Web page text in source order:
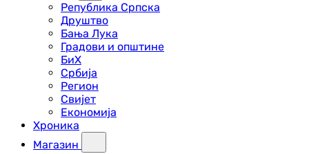
Република Српска
Друштво
Бања Лука
Градови и општине
БиХ
Србија
Регион
Свијет
Економија
Хроника
Магазин